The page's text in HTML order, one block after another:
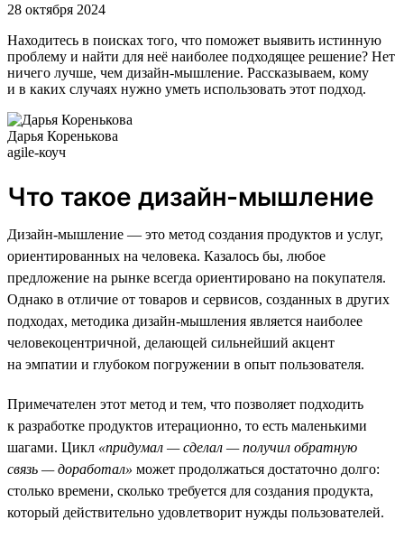
28 октября 2024
Находитесь в поисках того, что поможет выявить истинную
проблему и найти для неё наиболее подходящее решение? Нет
ничего лучше, чем дизайн-мышление. Рассказываем, кому
и в каких случаях нужно уметь использовать этот подход.
Дарья Коренькова
agile-коуч
Что такое дизайн-мышление
Дизайн-мышление — это метод создания продуктов и услуг,
ориентированных на человека. Казалось бы, любое
предложение на рынке всегда ориентировано на покупателя.
Однако в отличие от товаров и сервисов, созданных в других
подходах, методика дизайн-мышления является наиболее
человекоцентричной, делающей сильнейший акцент
на эмпатии и глубоком погружении в опыт пользователя.
Примечателен этот метод и тем, что позволяет подходить
к разработке продуктов итерационно, то есть маленькими
шагами. Цикл «придумал — сделал — получил обратную
связь — доработал» может продолжаться достаточно долго:
столько времени, сколько требуется для создания продукта,
который действительно удовлетворит нужды пользователей.